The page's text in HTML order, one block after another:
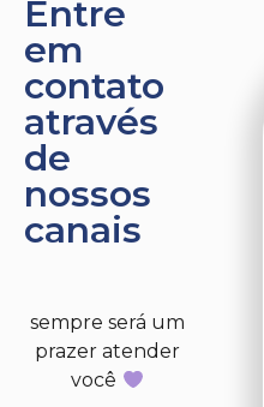
Entre
em
contato
através
de
nossos
canais
sempre será um
prazer atender
você